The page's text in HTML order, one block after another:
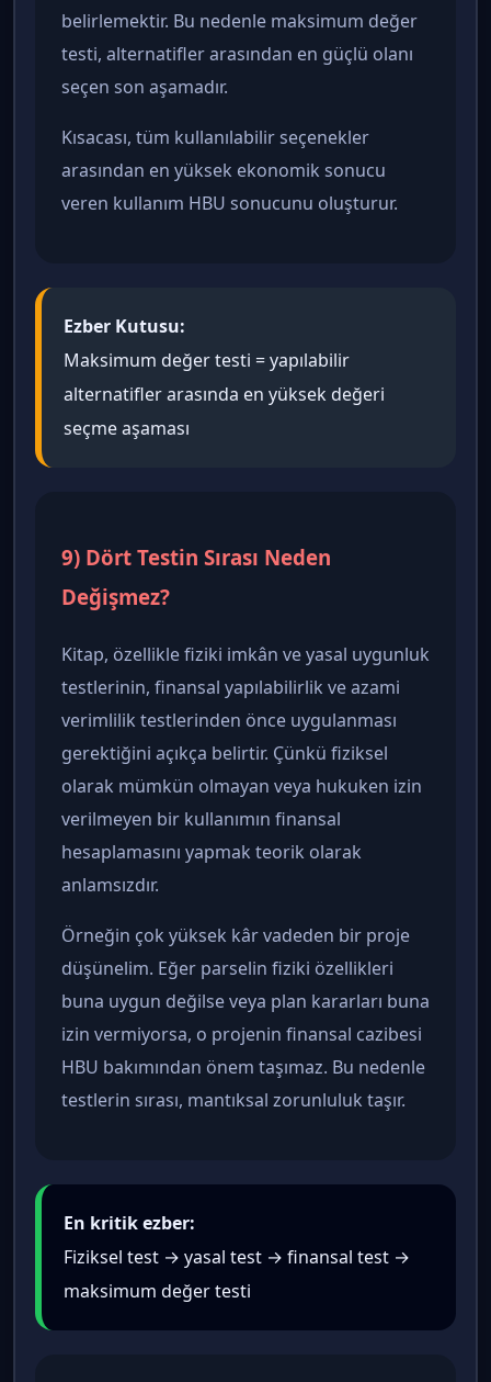
belirlemektir. Bu nedenle maksimum değer
testi, alternatifler arasından en güçlü olanı
seçen son aşamadır.
Kısacası, tüm kullanılabilir seçenekler
arasından en yüksek ekonomik sonucu
veren kullanım HBU sonucunu oluşturur.
Ezber Kutusu:
Maksimum değer testi = yapılabilir
alternatifler arasında en yüksek değeri
seçme aşaması
9) Dört Testin Sırası Neden
Değişmez?
Kitap, özellikle fiziki imkân ve yasal uygunluk
testlerinin, finansal yapılabilirlik ve azami
verimlilik testlerinden önce uygulanması
gerektiğini açıkça belirtir. Çünkü fiziksel
olarak mümkün olmayan veya hukuken izin
verilmeyen bir kullanımın finansal
hesaplamasını yapmak teorik olarak
anlamsızdır.
Örneğin çok yüksek kâr vadeden bir proje
düşünelim. Eğer parselin fiziki özellikleri
buna uygun değilse veya plan kararları buna
izin vermiyorsa, o projenin finansal cazibesi
HBU bakımından önem taşımaz. Bu nedenle
testlerin sırası, mantıksal zorunluluk taşır.
En kritik ezber:
Fiziksel test → yasal test → finansal test →
maksimum değer testi